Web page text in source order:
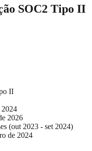
SOC2 Tipo II
II
2024
2026
(out 2023 - set 2024)
de 2024